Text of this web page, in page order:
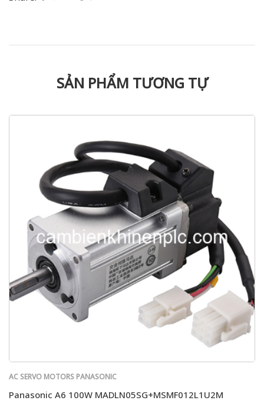
SẢN PHẨM TƯƠNG TỰ
AC SERVO MOTORS PANASONIC
Panasonic A6 100W MADLN05SG+MSMF012L1U2M